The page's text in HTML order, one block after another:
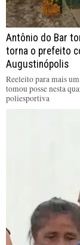
Antônio do Bar
torna o prefeito
Augustinópolis
Reeleito para mais
tomou posse nesta
poliesportiva